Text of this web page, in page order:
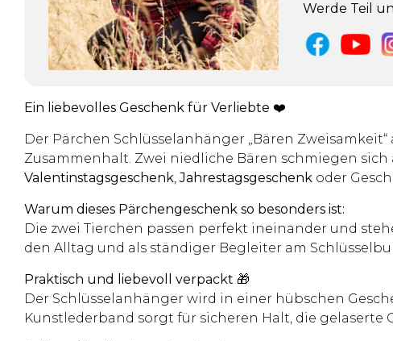
Werde Teil
Ein liebevolles Geschenk für Verliebte ❤️
Der Pärchen Schlüsselanhänger „Bären Zweisamkeit“
Zusammenhalt. Zwei niedliche Bären schmiegen
Valentinstagsgeschenk,Jahrestagsgeschenk oder
Warum dieses Pärchengeschenk so besonders ist:
Die zwei Tierchen passen perfekt ineinander und
den Alltag und als ständiger Begleiter am
Praktisch und liebevoll verpackt 🎁
Der Schlüsselanhänger wird in einer hübschen
Kunstlederband sorgt für sicheren Halt, die